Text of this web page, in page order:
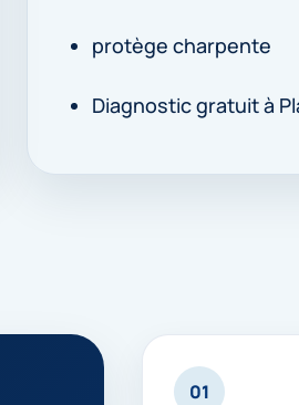
protège charpente
Diagnostic gratuit à
01